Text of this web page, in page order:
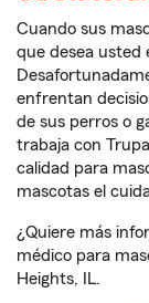
Cuando sus
que desea usted
enfrentan
de sus perros o
trabaja con
calidad para
mascotas el
¿Quiere más
médico para
Heights, IL.